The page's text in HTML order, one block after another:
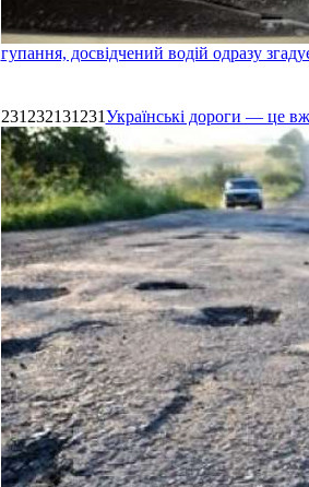
гупання, досвідчений водій одразу
231232131231Українські дороги — це